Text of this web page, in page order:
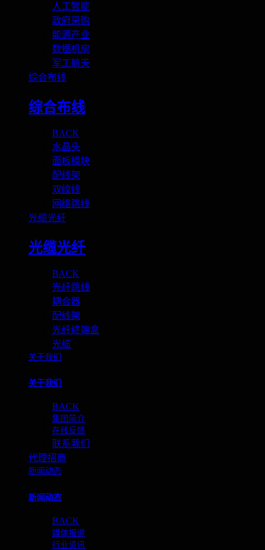
人工智能
政府采购
能源产业
数据机房
军工航天
综合布线
综合布线
BACK
水晶头
面板模块
配线架
双绞线
网络跳线
光缆光纤
光缆光纤
BACK
光纤跳线
耦合器
配线架
光纤终端盒
光缆
关于我们
关于我们
BACK
集团简介
在线反馈
联系我们
代理招商
新闻动态
新闻动态
BACK
媒体报道
行业资讯